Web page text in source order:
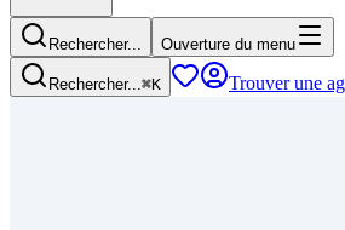
Rechercher... Ouverture du menu
Rechercher...⌘K Trouver une